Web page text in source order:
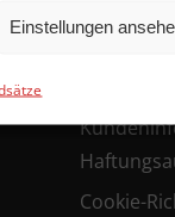
Einstellungen
Cookie-